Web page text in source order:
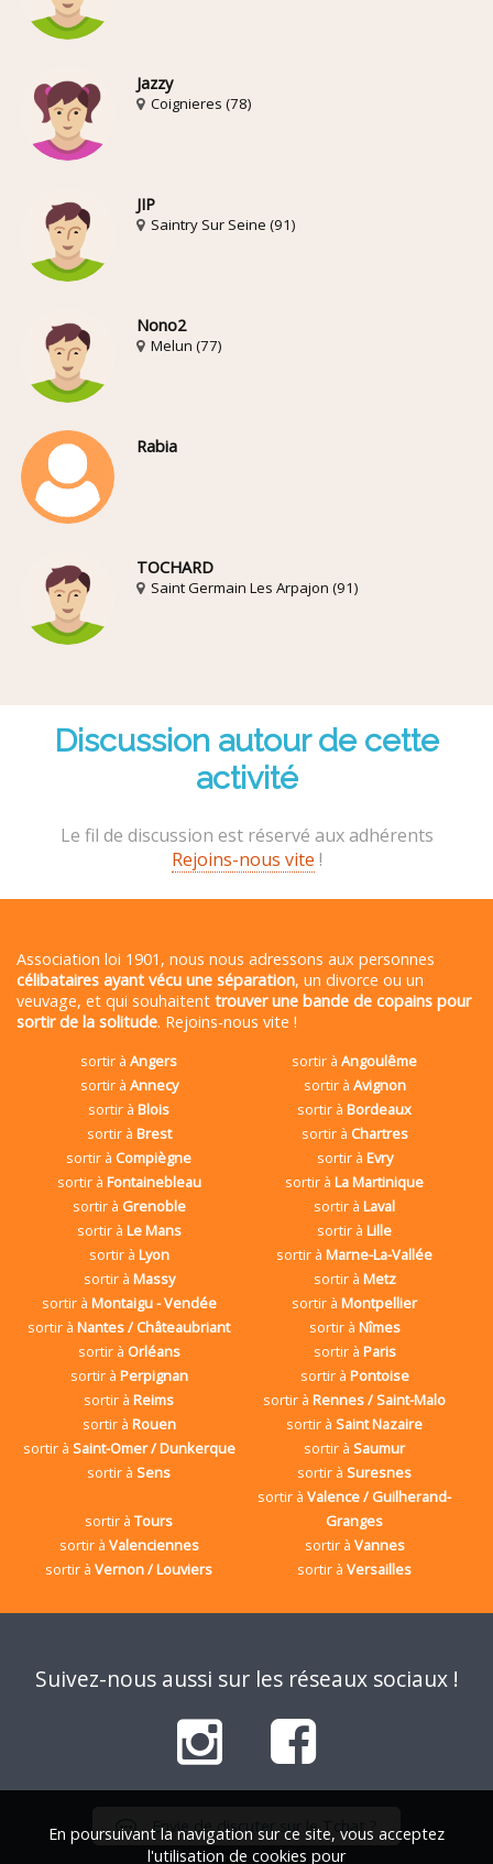
Jazzy
Coignieres (78)
JIP
Saintry Sur Seine (91)
Nono2
Melun (77)
Rabia
TOCHARD
Saint Germain Les Arpajon (91)
Discussion autour de cette
activité
Le fil de discussion est réservé aux adhérents
Rejoins-nous vite !
Association loi 1901, nous nous adressons aux personnes
célibataires ayant vécu une séparation, un divorce ou un
veuvage, et qui souhaitent trouver une bande de copains pour
sortir de la solitude. Rejoins-nous vite !
sortir àAngers sortir àAngoulême
sortir à Annecy sortir à Avignon
sortir àBlois sortir àBordeaux
sortir à Brest sortir à Chartres
sortir à Compiègne sortir à Evry
sortir à Fontainebleau sortir àLa Martinique
sortir à Grenoble sortir àLaval
sortir à Le Mans sortir àLille
sortir à Lyon sortir àMarne-La-Vallée
sortir à Massy sortir à Metz
sortir à Montaigu - Vendée sortir àMontpellier
sortir àNantes / Châteaubriant sortir à Nîmes
sortir à Orléans sortir à Paris
sortir à Perpignan sortir à Pontoise
sortir àReims sortir àRennes / Saint-Malo
sortir à Rouen sortir àSaint Nazaire
sortir à Saint-Omer / Dunkerque sortir àSaumur
sortir àSens sortir àSuresnes
sortir àTours
sortir àValence / Guilherand-
Granges
sortir à Valenciennes sortir à Vannes
sortir àVernon / Louviers sortir àVersailles
Suivez-nous aussi sur les réseaux sociaux !
Envie de discuter sur le Tchat ?
En poursuivant la navigation sur ce site, vous acceptez
l'utilisation de cookies pour